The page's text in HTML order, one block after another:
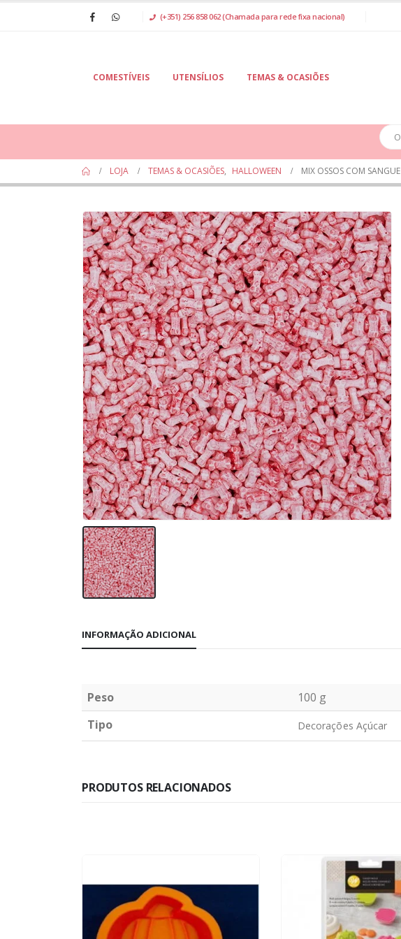
(+351) 256 858 062 (Chamada para rede fixa nacional)
COMESTÍVEIS UTENSÍLIOS TEMAS & OCASIÕES
LOJA TEMAS & OCASIÕES, HALLOWEEN MIX OSSOS COM SANGUE
INFORMAÇÃO ADICIONAL
Peso
100 g
Tipo
Decorações Açúcar
PRODUTOS RELACIONADOS